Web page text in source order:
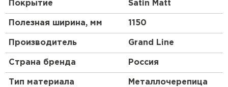
Покрытие Satin Мatt
Полезная ширина, мм 1150
Производитель Grand Line
Страна бренда Россия
Тип материала Металлочерепица